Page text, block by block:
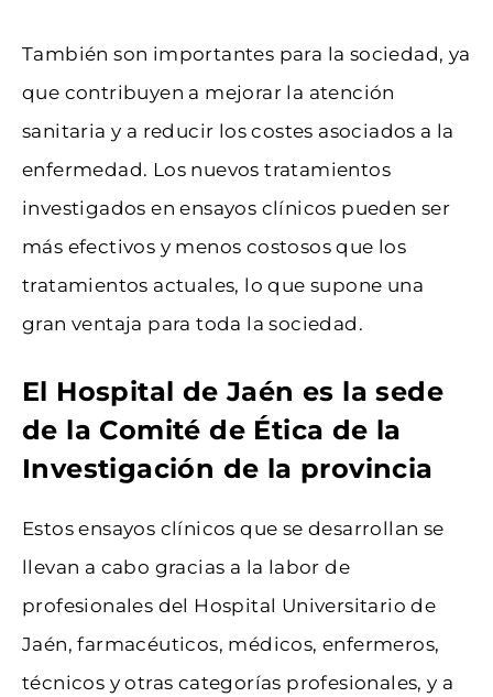
También son importantes para la sociedad, ya
que contribuyen a mejorar la atención
sanitaria y a reducir los costes asociados a la
enfermedad. Los nuevos tratamientos
investigados en ensayos clínicos pueden ser
más efectivos y menos costosos que los
tratamientos actuales, lo que supone una
gran ventaja para toda la sociedad.
El Hospital de Jaén es la sede
de la Comité de Ética de la
Investigación de la provincia
Estos ensayos clínicos que se desarrollan se
llevan a cabo gracias a la labor de
profesionales del Hospital Universitario de
Jaén, farmacéuticos, médicos, enfermeros,
técnicos y otras categorías profesionales, y a